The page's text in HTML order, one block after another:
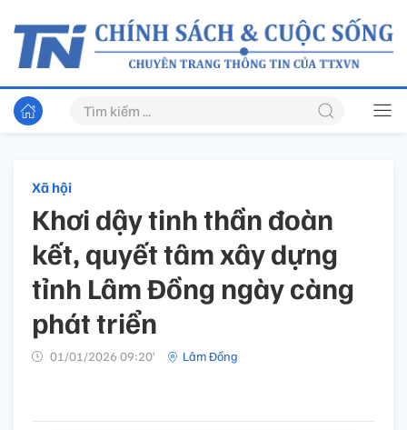
Xã hội
Khơi dậy tinh thần đoàn
kết, quyết tâm xây dựng
tỉnh Lâm Đồng ngày càng
phát triển
01/01/2026 09:20’ Lâm Đồng